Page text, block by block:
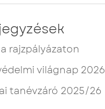
rajzpályázaton
világnap 2026
tanévzáró 2025/26